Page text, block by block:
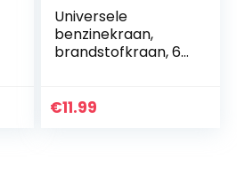
Universele
benzinekraan,
brandstofkraan, 6
brandstofkraan,
€11.99